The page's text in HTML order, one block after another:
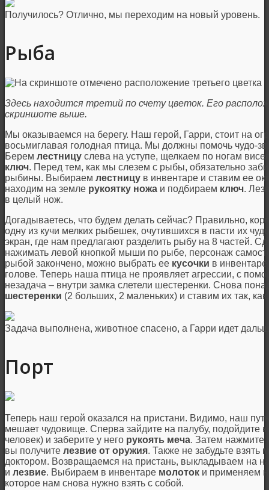
Получилось? Отлично, мы переходим на новый уровень.
Рыба
Здесь находится третий по счету цветок. Его
скриншоте выше.
Мы оказываемся на берегу. Наш герой, Гарри, стоит на
восьмиглавая голодная птица. Мы должны помочь чудо-
Берем лестницу слева на уступе, щелкаем по ногам
ключ. Перед тем, как мы слезем с рыбы, обязательно
рыбины. Выбираем лестницу в инвентаре и ставим ее
находим на земле рукоятку ножа и подбираем ключ.
в целый нож.
Догадываетесь, что будем делать сейчас? Правильно,
одну из кучи мелких рыбешек, очутившихся в пасти их
экран, где нам предлагают разделить рыбу на 8 частей.
нажимать левой кнопкой мыши по рыбе, персонаж
рыбой закончено, можно выбрать ее кусочки в
голове. Теперь наша птица не проявляет агрессии, с
незадача – внутри замка слетели шестеренки. Снова
шестеренки (2 больших, 2 маленьких) и ставим их так,
Задача выполнена, животное спасено, а Гарри идет
Порт
Теперь наш герой оказался на пристани. Видимо, наш
мешает чудовище. Сперва зайдите на палубу, подойдите
человек) и заберите у него рукоять меча. Затем нажмите
вы получите лезвие от оружия. Также не забудьте взять
доктором. Возвращаемся на пристань, выкладываем на
и лезвие. Выбираем в инвентаре молоток и применяем
которое нам снова нужно взять с собой.